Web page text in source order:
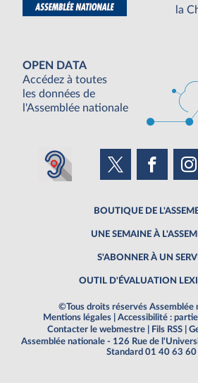
la
OPEN DATA
Accédez à toutes
les données de
l'Assemblée nationale
BOUTIQUE DE
UNE SEMAINE À
S'ABONNER À UN
OUTIL D'ÉVALUATION
©Tous droits réservés Assemblée
Mentions légales
Accessibilité :
Contacter le webmestre
Fils RSS
Assemblée nationale - 126 Rue de
Standard 01 40 63 60